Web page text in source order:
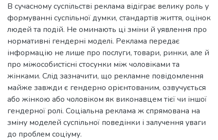
В сучасному суспільстві реклама відіграє велику роль у
формуванні суспільної думки, стандартів життя, оцінок
людей та подій. Не оминають ці зміни й уявлення про
нормативні гендерні моделі. Реклама передає
інформацію не лише про послуги, товари, ринки, але й
про міжособистісні стосунки між чоловіками та
жінками. Слід зазначити, що рекламне повідомлення
майже завжди є гендерно орієнтованим, озвучується
або жінкою або чоловіком як виконавцем тієї чи іншої
гендерної ролі. Соціальна реклама ж спрямована на
зміну моделей суспільної поведінки і залучення уваги
до проблем соціуму.